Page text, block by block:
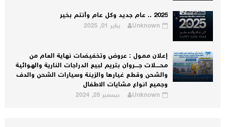
2025 .. عام جديد وكل عام وأنتم بخير
Unknown يناير 01, 2025
إعلان ممول : عروض وتخفيضات نهاية العام من
محــــلات جــــروان بتريم لبيع الدراجات النارية والهوائية
والشحن وقطع غيارها والزينة وسيارات الشحن والدف
وجميع انواع مشايات الاطفال
Unknown ديسمبر 26, 2024